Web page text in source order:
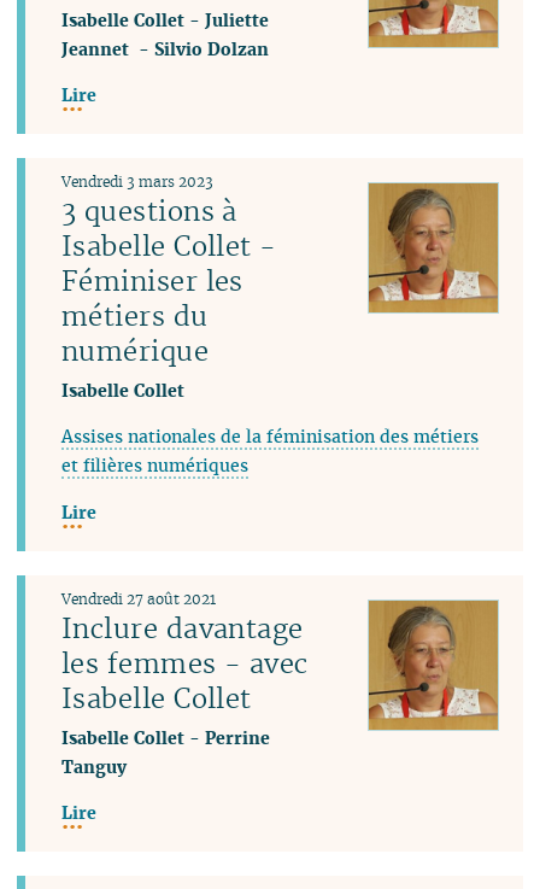
Isabelle Collet -Juliette
Jeannet -Silvio Dolzan
Lire
3 questions à
Isabelle Collet -
Féminiser les
métiers du
numérique
Vendredi 3 mars 2023
Isabelle Collet
Assises nationales de la féminisation des métiers
et filières numériques
Lire
Inclure davantage
les femmes - avec
Isabelle Collet
Vendredi 27 août 2021
Isabelle Collet -Perrine
Tanguy
Lire